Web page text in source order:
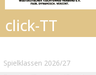
Spielklassen 2026/27